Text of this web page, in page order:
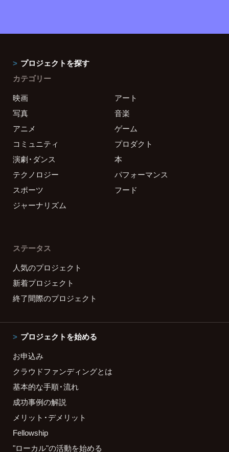
プロジェクトを探す
カテゴリー
映画
アート
写真
音楽
アニメ
ゲーム
コミュニティ
プロダクト
演劇・ダンス
本
テクノロジー
パフォーマンス
スポーツ
フード
ジャーナリズム
ステータス
人気のプロジェクト
新着プロジェクト
終了間際のプロジェクト
プロジェクトを始める
お申込み
クラウドファンディングとは
基本的な手順・流れ
成功事例の解説
メリット・デメリット
Fellowship
"ローカル"の活動を始める